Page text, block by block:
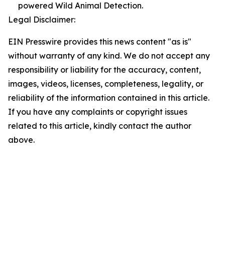
powered Wild Animal Detection.
Legal Disclaimer:
EIN Presswire provides this news content "as is"
without warranty of any kind. We do not accept any
responsibility or liability for the accuracy, content,
images, videos, licenses, completeness, legality, or
reliability of the information contained in this article.
If you have any complaints or copyright issues
related to this article, kindly contact the author
above.